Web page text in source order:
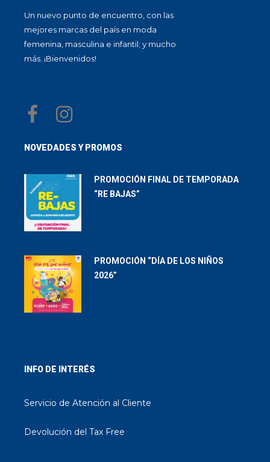
Un nuevo punto de encuentro, con las
mejores marcas del país en moda
femenina, masculina e infantil; y mucho
más. ¡Bienvenidos!
NOVEDADES Y PROMOS
PROMOCIÓN FINAL DE TEMPORADA
“RE BAJAS”
PROMOCIÓN “DÍA DE LOS NIÑOS
2026”
INFO DE INTERÉS
Servicio de Atención al Cliente
Devolución del Tax Free